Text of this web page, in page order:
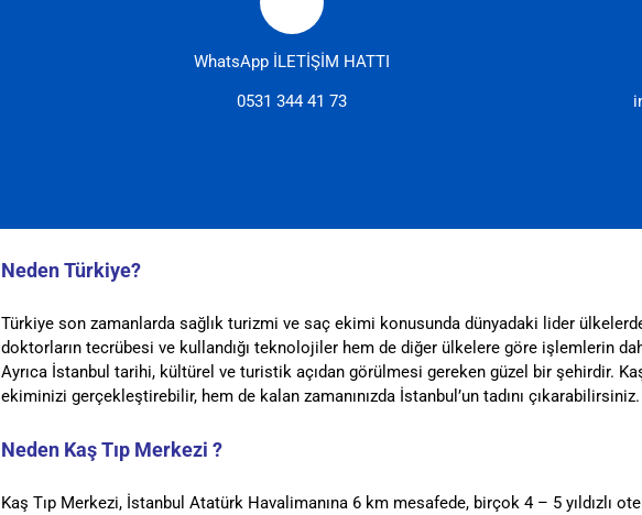
WhatsApp İLETİŞİM HATTI
0531 344 41 73
Neden Türkiye?
Türkiye son zamanlarda sağlık turizmi ve saç ekimi konusunda dünyadaki lider
doktorların tecrübesi ve kullandığı teknolojiler hem de diğer ülkelere göre işlemlerin
Ayrıca İstanbul tarihi, kültürel ve turistik açıdan görülmesi gereken güzel bir şehirdir.
ekiminizi gerçekleştirebilir, hem de kalan zamanınızda İstanbul’un tadını çıkarabilirsiniz.
Neden Kaş Tıp Merkezi ?
Kaş Tıp Merkezi, İstanbul Atatürk Havalimanına 6 km mesafede, birçok 4 – 5 yıldızlı